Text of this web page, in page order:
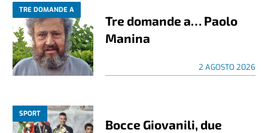
TRE DOMANDE A
Tre domande a… Paolo
Manina
2 AGOSTO 2026
SPORT
Bocce Giovanili, due